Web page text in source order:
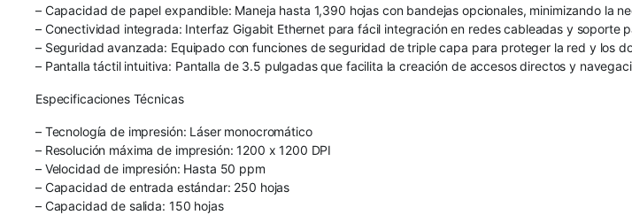
– Capacidad de papel expandible: Maneja hasta 1,390 hojas con bandejas opcionales, minimizando la
– Conectividad integrada: Interfaz Gigabit Ethernet para fácil integración en redes cableadas y soporte
– Seguridad avanzada: Equipado con funciones de seguridad de triple capa para proteger la red y los
– Pantalla táctil intuitiva: Pantalla de 3.5 pulgadas que facilita la creación de accesos directos y
Especificaciones Técnicas
– Tecnología de impresión: Láser monocromático
– Resolución máxima de impresión: 1200 x 1200 DPI
– Velocidad de impresión: Hasta 50 ppm
– Capacidad de entrada estándar: 250 hojas
– Capacidad de salida: 150 hojas